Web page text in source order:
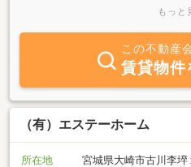
ます。お客様のご要望に合わせた
など他店に無い物件情報もござい
くの管理物件を有する当社へご相
モットーに経験豊かなスタッフが
させていただきます。まずはお気
もっと
この不動産
賃貸物件
（有）エステーホーム
所在地
宮城県大崎市古川李埣